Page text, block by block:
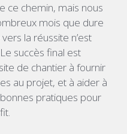
ce chemin, mais nous
mois que dure
la réussite n’est
succès final est
de chantier à fournir
au projet, et à aider à
pratiques pour